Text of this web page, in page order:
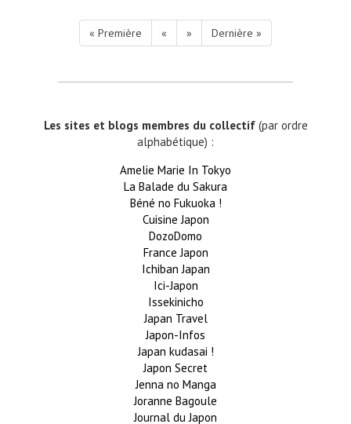
« Première « » Dernière »
Les sites et blogs membres du collectif(par ordre
alphabétique) :
Amelie Marie In Tokyo
La Balade du Sakura
Béné no Fukuoka !
Cuisine Japon
DozoDomo
France Japon
Ichiban Japan
Ici-Japon
Issekinicho
Japan Travel
Japon-Infos
Japan kudasai !
Japon Secret
Jenna no Manga
Joranne Bagoule
Journal du Japon